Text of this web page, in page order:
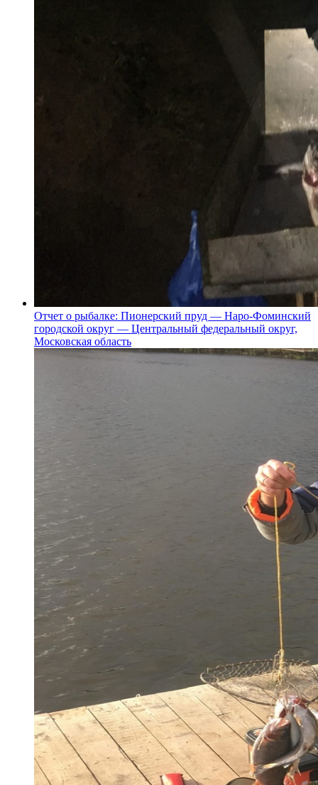
Отчет о рыбалке: Пионерский пруд — Наро-Фоминский
городской округ — Центральный федеральный округ,
Московская область